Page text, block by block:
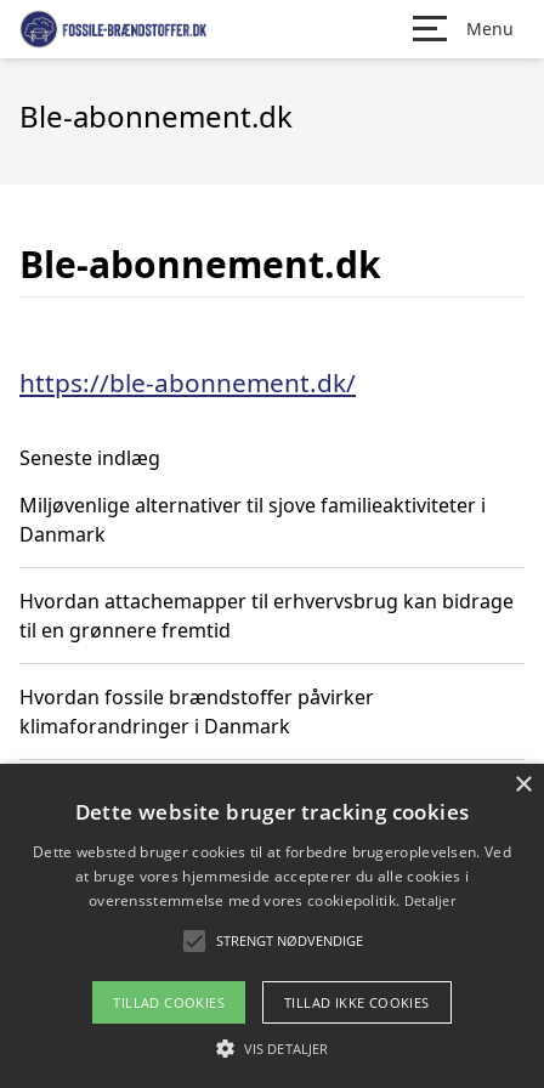
Menu
Ble-abonnement.dk
Ble-abonnement.dk
https://ble-abonnement.dk/
Seneste indlæg
Miljøvenlige alternativer til sjove familieaktiviteter i
Danmark
Hvordan attachemapper til erhvervsbrug kan bidrage
til en grønnere fremtid
Hvordan fossile brændstoffer påvirker
klimaforandringer i Danmark
klimaændringer
Hvordan citater om fossile brændstoffer kan ændre
Copyright 2026 - Pilanto Aps
Om / kontakt
×
Dette website bruger tracking cookies
Dette websted bruger cookies til at forbedre brugeroplevelsen. Ved
at bruge vores hjemmeside accepterer du alle cookies i
overensstemmelse med vores cookiepolitik. Detaljer
STRENGT NØDVENDIGE
TILLAD COOKIES TILLAD IKKE COOKIES
VIS DETALJER